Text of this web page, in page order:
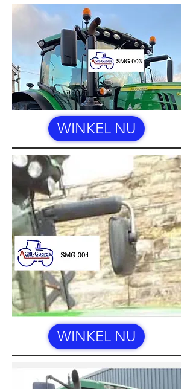
WINKEL NU
WINKEL NU